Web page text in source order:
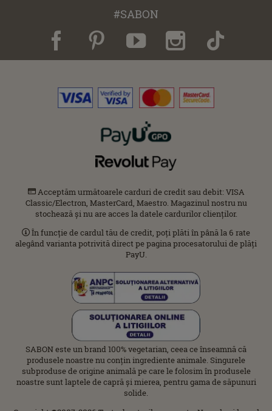
#SABON
Acceptăm următoarele carduri de credit sau debit: VISA
Classic/Electron, MasterCard, Maestro. Magazinul nostru nu
stochează și nu are acces la datele cardurilor clienților.
În funcție de cardul tău de credit, poți plăti în până la 6 rate
alegând varianta potrivită direct pe pagina procesatorului de plăți
PayU.
SABON este un brand 100% vegetarian, ceea ce înseamnă că
produsele noastre nu conțin ingrediente animale. Singurele
subproduse de origine animală pe care le folosim în produsele
noastre sunt laptele de capră și mierea, pentru gama de săpunuri
solide.